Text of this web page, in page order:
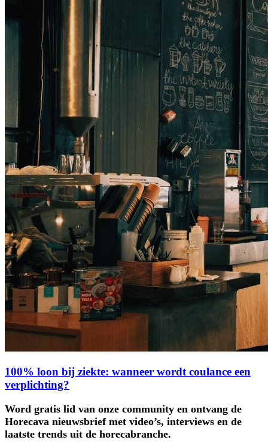
100% loon bij ziekte: wanneer wordt coulance een
verplichting?
Word gratis lid van onze community en ontvang de
Horecava nieuwsbrief met video’s, interviews en de
laatste trends uit de horecabranche.